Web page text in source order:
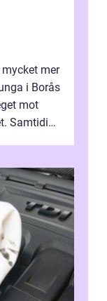
mer
i Borås
mot
Samtidigt